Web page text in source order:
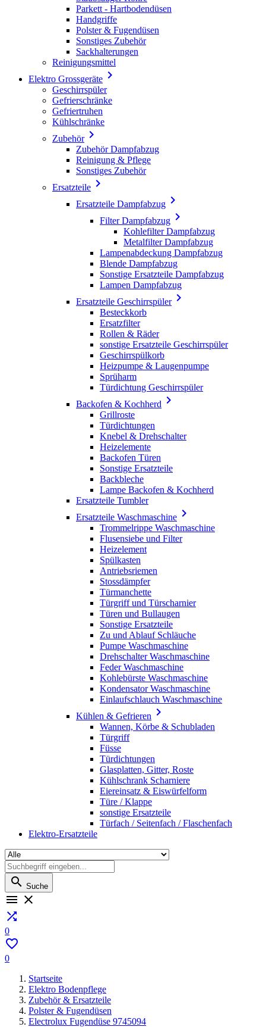
Parkett - Hartbodendüsen
Handgriffe
Polster & Fugendüsen
Sonstiges Zubehör
Sackhalterungen
Reinigungsmittel
Elektro Grossgeräte 
Geschirrspüler
Gefrierschränke
Gefriertruhen
Kühlschränke
Zubehör
Zubehör Dampfabzug
Reinigung & Pflege
Sonstiges Zubehör
Ersatzteile 
Ersatzteile Dampfabzug 
Filter Dampfabzug 
Kohlefilter Dampfabzug
Metalfilter Dampfabzug
Lampenabdeckung Dampfabzug
Blende Dampfabzug
Sonstige Ersatzteile Dampfabzug
Lampen Dampfabzug
Ersatzteile Geschirrspüler
Besteckkorb
Ersatzfilter
Rollen & Räder
sonstige Ersatzteile Geschirrspüler
Geschirrspülkorb
Heizpumpe & Laugenpumpe
Sprüharm
Türdichtung Geschirrspüler
Backofen & Kochherd 
Grillroste
Türdichtungen
Knebel & Drehschalter
Heizelemente
Backofen Türen
Sonstige Ersatzteile
Backbleche
Lampe Backofen & Kochherd
Ersatzteile Tumbler
Ersatzteile Waschmaschine 
Trommelrippe Waschmaschine
Flusensiebe und Filter
Heizelement
Spülkasten
Antriebsriemen
Stossdämpfer
Türmanchette
Türgriff und Türscharnier
Türen und Bullaugen
Sonstige Ersatzteile
Zu und Ablauf Schläuche
Pumpe Waschmaschine
Drehschalter Waschmaschine
Feder Waschmaschine
Kohlebürste Waschmaschine
Kondensator Waschmaschine
Einlaufschlauch Waschmaschine
Kühlen & Gefrieren 
Wannen, Körbe & Schubladen
Türgriff
Füsse
Türdichtungen
Glasplatten, Gitter, Roste
Kühlschrank Scharniere
Eiereinsatz & Eiswürfelform
Türe / Klappe
sonstige Ersatzteile
Türfach / Seitenfach / Flaschenfach
Elektro-Ersatzteile
 Suche
 

0

0
Startseite
Elektro Bodenpflege
Zubehör & Ersatzteile
Polster & Fugendüsen
Electrolux Fugendüse 9745094